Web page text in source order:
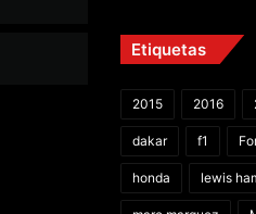
Etiquetas
2015 2016
dakar f1
honda lewis